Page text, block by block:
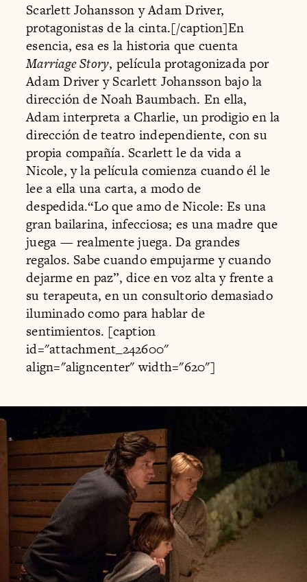
Scarlett Johansson y Adam Driver,
protagonistas de la cinta.[/caption]En
esencia, esa es la historia que cuenta
Marriage Story, película protagonizada por
Adam Driver y Scarlett Johansson bajo la
dirección de Noah Baumbach. En ella,
Adam interpreta a Charlie, un prodigio en la
dirección de teatro independiente, con su
propia compañía. Scarlett le da vida a
Nicole, y la película comienza cuando él le
lee a ella una carta, a modo de
despedida.“Lo que amo de Nicole: Es una
gran bailarina, infecciosa; es una madre que
juega — realmente juega. Da grandes
regalos. Sabe cuando empujarme y cuando
dejarme en paz”, dice en voz alta y frente a
su terapeuta, en un consultorio demasiado
iluminado como para hablar de
sentimientos. [caption
id="attachment_242600"
align="aligncenter" width="620"]